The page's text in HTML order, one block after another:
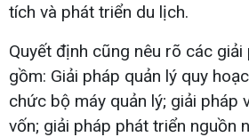
tích và phát triển du lịch.
Quyết định cũng nêu rõ các
gồm: Giải pháp quản lý quy
chức bộ máy quản lý; giải pháp
vốn; giải pháp phát triển nguồn